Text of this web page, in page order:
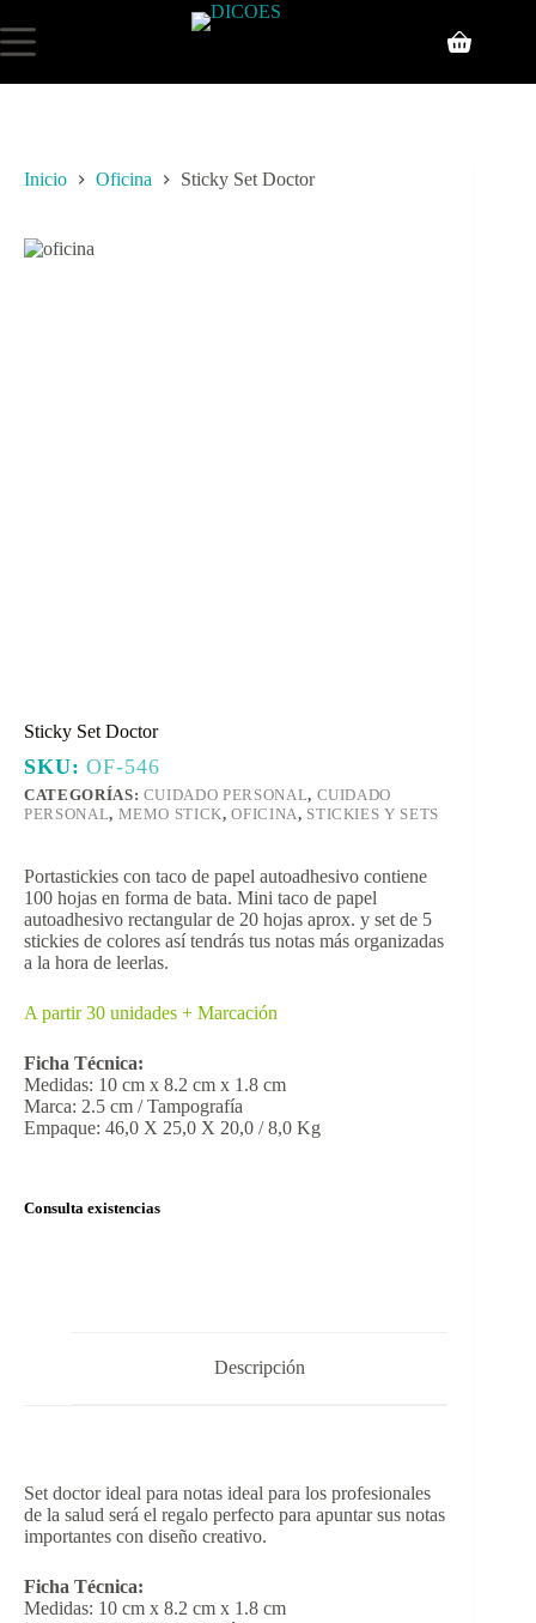
Inicio Oficina Sticky Set Doctor
Sticky Set Doctor
SKU:OF-546
CATEGORÍAS: CUIDADO PERSONAL, CUIDADO
PERSONAL, MEMO STICK,OFICINA, STICKIES Y SETS
Portastickies con taco de papel autoadhesivo contiene
100 hojas en forma de bata. Mini taco de papel
autoadhesivo rectangular de 20 hojas aprox. y set de 5
stickies de colores así tendrás tus notas más organizadas
a la hora de leerlas.
A partir 30 unidades + Marcación
Ficha Técnica:
Medidas: 10 cm x 8.2 cm x 1.8 cm
Marca: 2.5 cm / Tampografía
Empaque: 46,0 X 25,0 X 20,0 / 8,0 Kg
Consulta existencias
Descripción
Set doctor ideal para notas ideal para los profesionales
de la salud será el regalo perfecto para apuntar sus notas
importantes con diseño creativo.
Ficha Técnica:
Medidas: 10 cm x 8.2 cm x 1.8 cm